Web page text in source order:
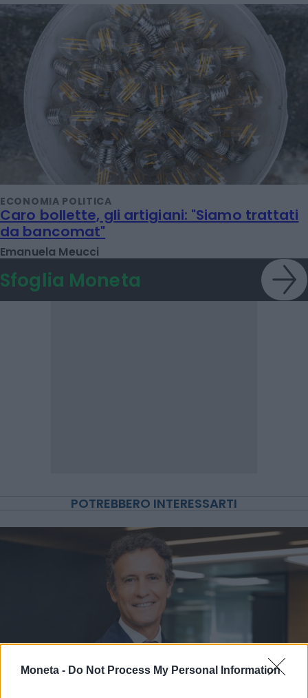
Moneta - Do Not Process My Personal Information
ECONOMIA POLITICA
Caro bollette, gli artigiani: "Siamo trattati
da bancomat"
Emanuela Meucci
Sfoglia Moneta
POTREBBERO INTERESSARTI